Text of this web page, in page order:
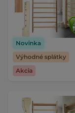
Novinka
Výhodné splátky
Akcia